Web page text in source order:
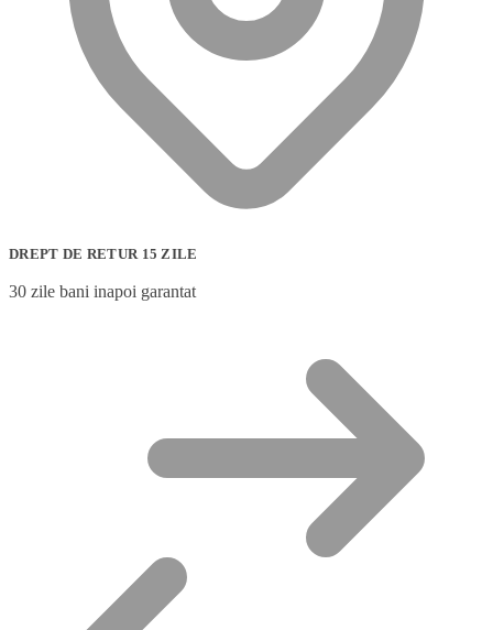
DREPT DE RETUR 15 ZILE
30 zile bani inapoi garantat